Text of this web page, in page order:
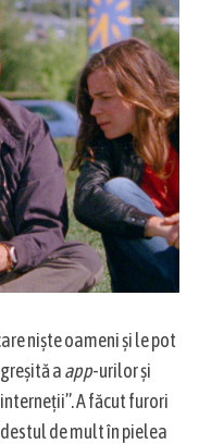
niște oameni și le pot
aapp-urilor și
A făcut furori
de mult în pielea